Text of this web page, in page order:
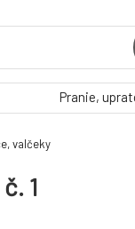
Pranie,
valčeky
1